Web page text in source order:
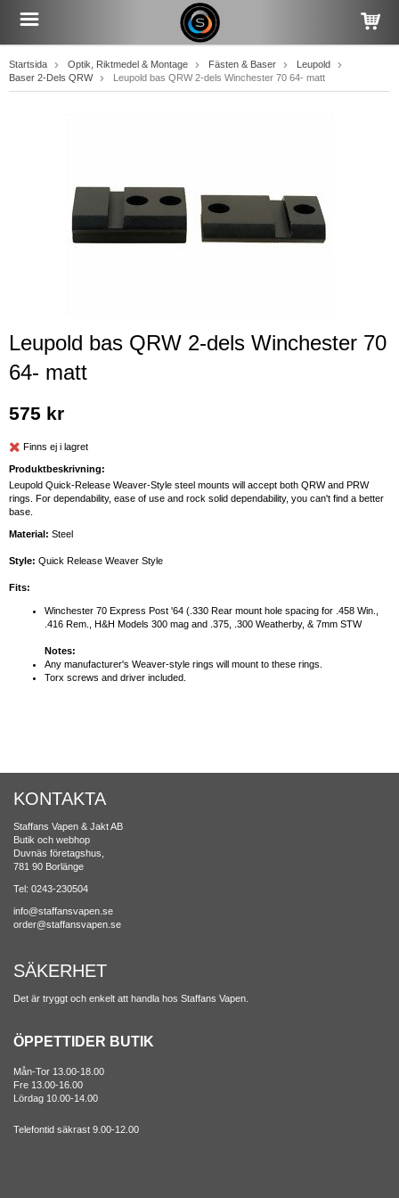
Startsida Optik, Riktmedel & Montage Fästen & Baser
Leupold
Baser 2-Dels QRW
Leupold bas QRW 2-dels Winchester 70 64- matt
Leupold bas QRW 2-dels Winchester 70
64- matt
575 kr
Finns ej i lagret
Produktbeskrivning:
Leupold Quick-Release Weaver-Style steel mounts will accept both QRW and PRW
rings. For dependability, ease of use and rock solid dependability, you can't find a better
base.
Material: Steel
Style: Quick Release Weaver Style
Fits:
Winchester 70 Express Post '64 (.330 Rear mount hole spacing for .458 Win.,
.416 Rem., H&H Models 300 mag and .375, .300 Weatherby, & 7mm STW
Notes:
Any manufacturer's Weaver-style rings will mount to these rings.
Torx screws and driver included.
KONTAKTA
Staffans Vapen & Jakt AB
Butik och webhop
Duvnäs företagshus,
781 90 Borlänge
Tel: 0243-230504
info@staffansvapen.se
order@staffansvapen.se
SÄKERHET
Det är tryggt och enkelt att handla hos Staffans Vapen.
ÖPPETTIDER BUTIK
Mån-Tor 13.00-18.00
Fre 13.00-16.00
Lördag 10.00-14.00
Telefontid säkrast 9.00-12.00